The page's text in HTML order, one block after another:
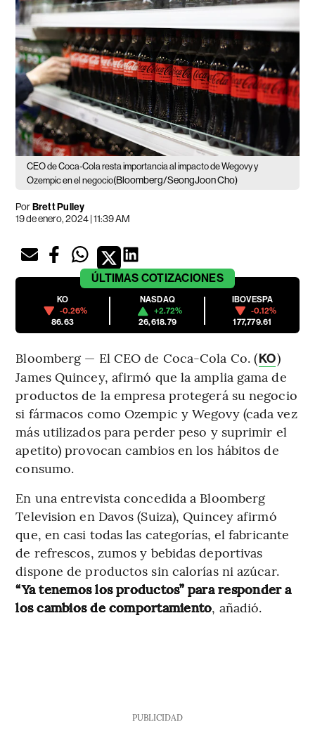
CEO de Coca-Cola resta importancia al impacto de Wegovy y
Ozempic en el negocio(Bloomberg/SeongJoon Cho)
PorBrett Pulley
19 de enero, 2024 | 11:39 AM
ÚLTIMAS COTIZACIONES
KO
-0.26%
86.63
NASDAQ
+2.72%
26,618.79
IBOVESPA
-0.12%
177,779.61
Bloomberg — El CEO de Coca-Cola Co. (KO)
James Quincey, afirmó que la amplia gama de
productos de la empresa protegerá su negocio
si fármacos como Ozempic y Wegovy (cada vez
más utilizados para perder peso y suprimir el
apetito) provocan cambios en los hábitos de
consumo.
En una entrevista concedida a Bloomberg
Television en Davos (Suiza), Quincey afirmó
que, en casi todas las categorías, el fabricante
de refrescos, zumos y bebidas deportivas
dispone de productos sin calorías ni azúcar.
“Ya tenemos los productos” para responder a
los cambios de comportamiento, añadió.
PUBLICIDAD